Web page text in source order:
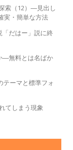
索（12）―見出し
実・簡単な方法
「だはー」説に終
―無料とは名ばか
テーマと標準フォ
てしまう現象